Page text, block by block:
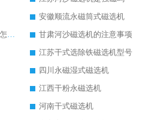
安徽顺流永磁筒式磁选机
湖南顺流磁选机跑铁精粉怎么处理
甘肃河沙磁选机的注意事项
江苏干式选除铁磁选机型号
四川永磁湿式磁选机
江西干粉永磁选机
河南干式磁选机